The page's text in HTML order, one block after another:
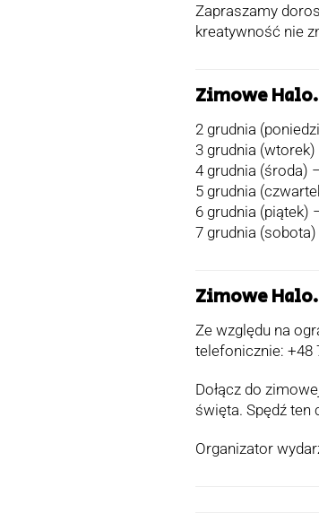
Zapraszamy
kreatywność nie
Zimowe
2 grudnia
3 grudnia
4 grudnia (środa)
5 grudnia
6 grudnia (piątek)
7 grudnia
Zimowe
Ze względu na
telefonicznie: +48
Dołącz do
święta. Spędź ten
Organizator